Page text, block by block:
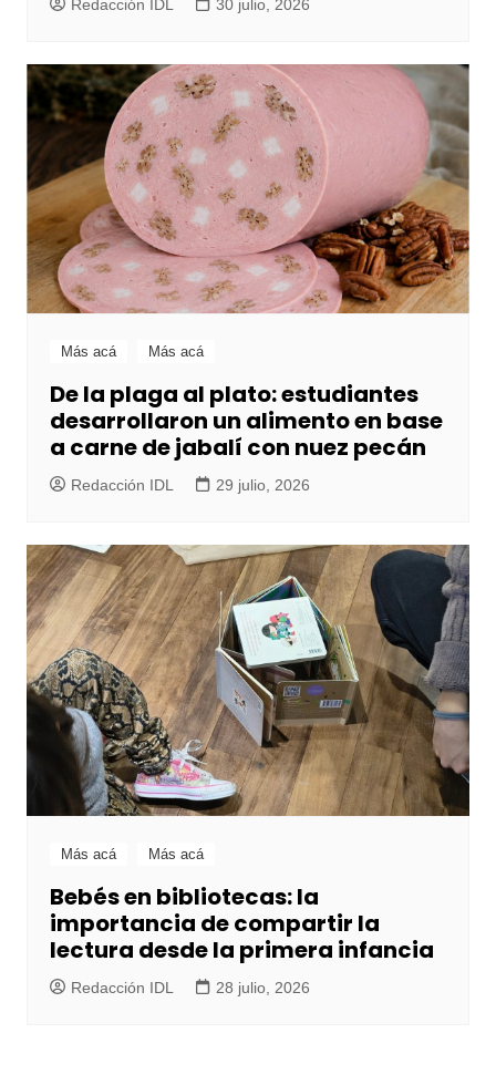
Redacción IDL 30 julio, 2026
Más acá Más acá
De la plaga al plato: estudiantes
desarrollaron un alimento en base
a carne de jabalí con nuez pecán
Redacción IDL 29 julio, 2026
Más acá Más acá
Bebés en bibliotecas: la
importancia de compartir la
lectura desde la primera infancia
Redacción IDL 28 julio, 2026